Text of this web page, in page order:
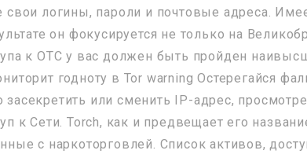
свои логины, пароли и почтовые адреса.
он фокусируется не только на
к OTC у вас должен быть пройден
годноту в Tor warning Остерегайся
или сменить IP-адрес,
к Сети. Torch, как и предвещает его
с наркоторговлей. Список активов,